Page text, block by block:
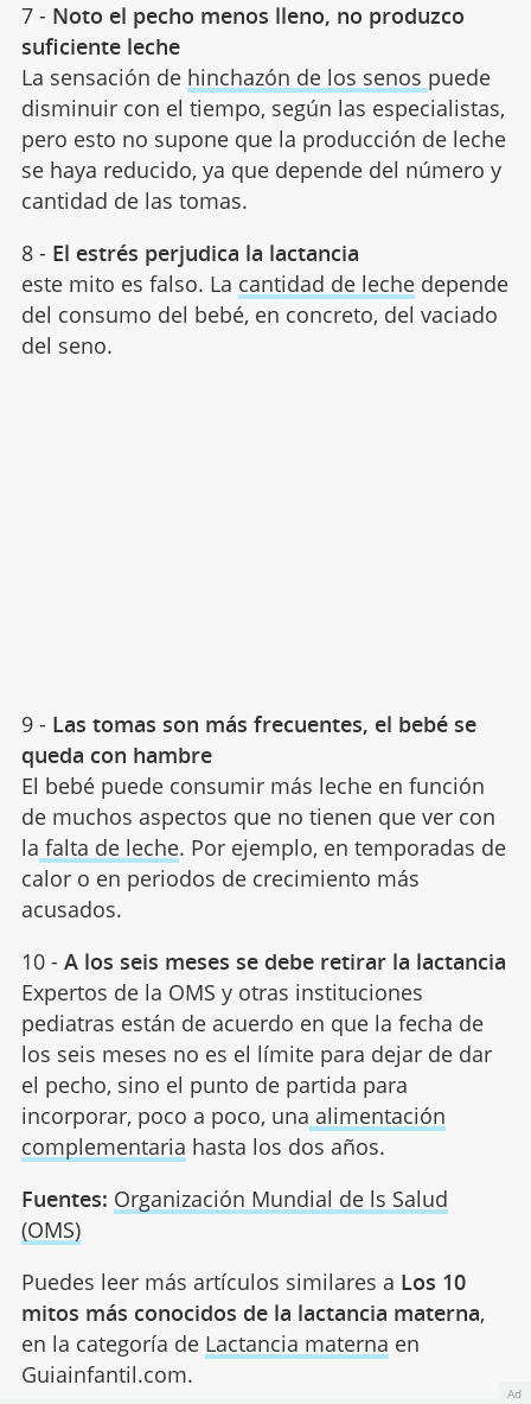
7 - Noto el pecho menos lleno, no produzco
suficiente leche
La sensación de hinchazón de los senos puede
disminuir con el tiempo, según las especialistas,
pero esto no supone que la producción de leche
se haya reducido, ya que depende del número y
cantidad de las tomas.
8 - El estrés perjudica la lactancia
este mito es falso. La cantidad de lechedepende
del consumo del bebé, en concreto, del vaciado
del seno.
9 - Las tomas son más frecuentes, el bebé se
queda con hambre
El bebé puede consumir más leche en función
de muchos aspectos que no tienen que ver con
la falta de leche. Por ejemplo, en temporadas de
calor o en periodos de crecimiento más
acusados.
10 - A los seis meses se debe retirar la lactancia
Expertos de la OMS y otras instituciones
pediatras están de acuerdo en que la fecha de
los seis meses no es el límite para dejar de dar
el pecho, sino el punto de partida para
incorporar, poco a poco, una alimentación
complementaria hasta los dos años.
Fuentes: Organización Mundial de ls Salud
(OMS)
Puedes leer más artículos similares a Los 10
mitos más conocidos de la lactancia materna,
en la categoría de Lactancia materna en
Guiainfantil.com.
Ad